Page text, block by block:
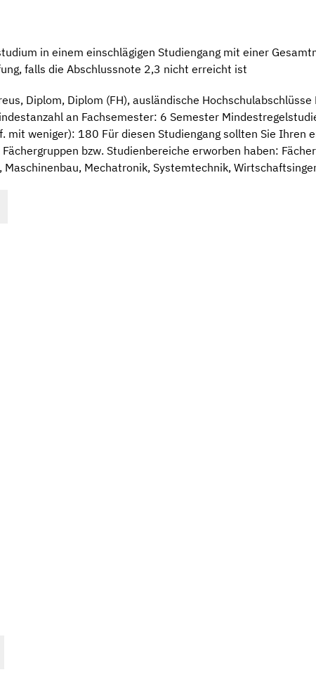
in einem einschlägigen Studiengang mit einer
falls die Abschlussnote 2,3 nicht erreicht ist
Diplom, Diplom (FH), ausländische
an Fachsemester: 6 Semester
mit weniger): 180 Für diesen Studiengang sollten Sie Ihren
bzw. Studienbereiche erworben haben:
Mechatronik, Systemtechnik,